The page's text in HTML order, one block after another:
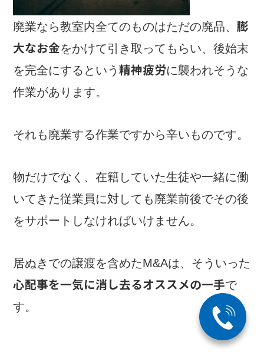
廃業なら教室内全てのものはただの廃品、膨
大なお金をかけて引き取ってもらい、後始末
を完全にするという精神疲労に襲われそうな
作業があります。
それも廃業する作業ですから辛いものです。
物だけでなく、在籍していた生徒や一緒に働
いてきた従業員に対しても廃業前後でその後
をサポートしなければいけません。
居ぬきでの譲渡を含めたM&Aは、そういった
心配事を一気に消し去るオススメの一手で
す。